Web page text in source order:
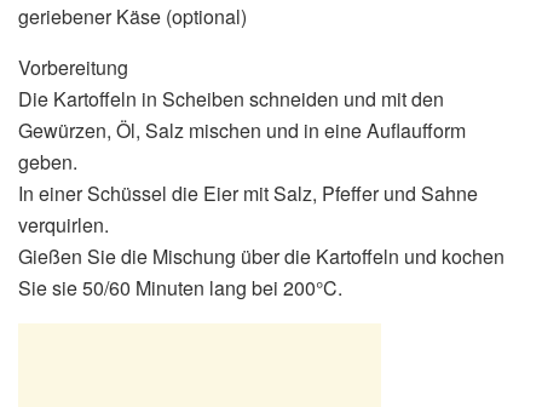
geriebener Käse (optional)
Vorbereitung
Die Kartoffeln in Scheiben schneiden und mit den
Gewürzen, Öl, Salz mischen und in eine Auflaufform
geben.
In einer Schüssel die Eier mit Salz, Pfeffer und Sahne
verquirlen.
Gießen Sie die Mischung über die Kartoffeln und kochen
Sie sie 50/60 Minuten lang bei 200°C.